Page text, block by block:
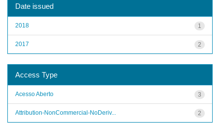
Date issued
1
2018
2
2017
Access Type
3
Acesso Aberto
2
Attribution-NonCommercial-NoDeriv...